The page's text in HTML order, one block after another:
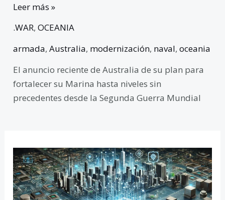
Leer más »
.WAR,OCEANIA
armada,Australia, modernización, naval,oceania
El anuncio reciente de Australia de su plan para
fortalecer su Marina hasta niveles sin
precedentes desde la Segunda Guerra Mundial